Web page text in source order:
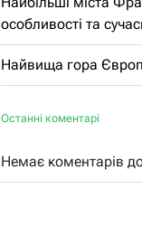
особливості та
Найвища гора
Останні коментарі
Немає коментарів